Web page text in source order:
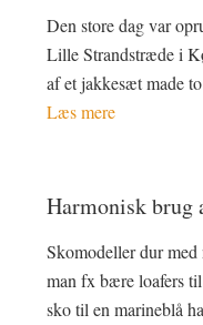
Den store dag var
Lille Strandstræde i
af et jakkesæt made
Læs mere
Harmonisk brug
Skomodeller dur
man fx bære loafers
sko til en marineblå